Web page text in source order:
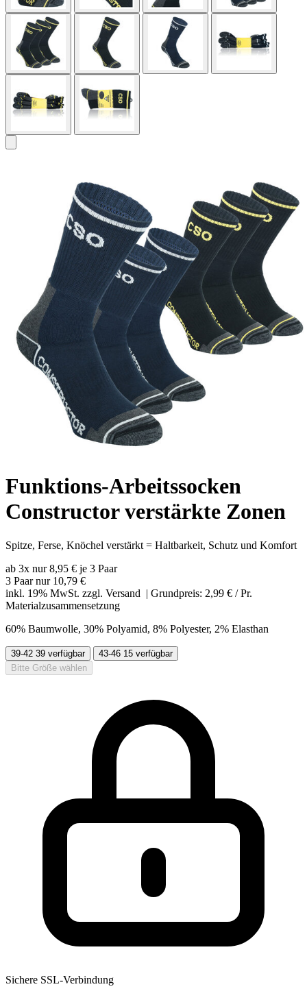
Funktions-Arbeitssocken
Constructor verstärkte Zonen
Spitze, Ferse, Knöchel verstärkt = Haltbarkeit, Schutz und Komfort
ab 3x nur 8,95 € je 3 Paar
3 Paar nur 10,79 €
inkl. 19% MwSt. zzgl. Versand | Grundpreis: 2,99 € / Pr.
Materialzusammensetzung
60% Baumwolle, 30% Polyamid, 8% Polyester, 2% Elasthan
39-42 39 verfügbar 43-46 15 verfügbar
Bitte Größe wählen
Sichere SSL-Verbindung